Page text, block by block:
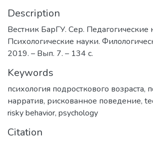
Description
Вестник БарГУ. Сер. Педагогические
Психологические науки.
2019. – Вып. 7. – 134 с.
Keywords
психология подросткового возраста,
нарратив, рискованное поведение,
risky behavior, psychology
Citation